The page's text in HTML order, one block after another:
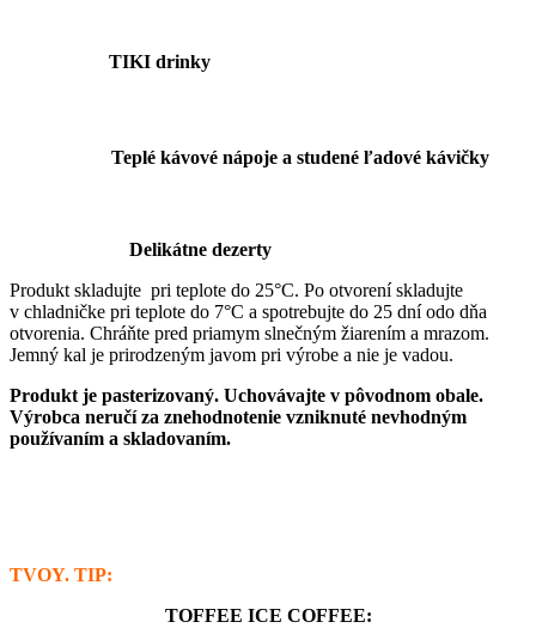
TIKI drinky
Teplé kávové nápoje a studené ľadové kávičky
Delikátne dezerty
Produkt skladujte pri teplote do 25°C. Po otvorení skladujte
v chladničke pri teplote do 7°C a spotrebujte do 25 dní odo dňa
otvorenia. Chráňte pred priamym slnečným žiarením a mrazom.
Jemný kal je prirodzeným javom pri výrobe a nie je vadou.
Produkt je pasterizovaný. Uchovávajte v pôvodnom obale.
Výrobca neručí za znehodnotenie vzniknuté nevhodným
používaním a skladovaním.
TVOY. TIP:
TOFFEE ICE COFFEE: